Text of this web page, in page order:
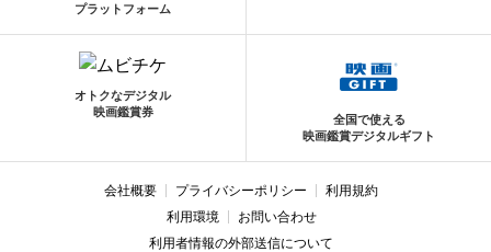
プラットフォーム
オトクなデジタル
映画鑑賞券
全国で使える
映画鑑賞デジタルギフト
会社概要 プライバシーポリシー
利用規約
利用環境
お問い合わせ
利用者情報の外部送信について